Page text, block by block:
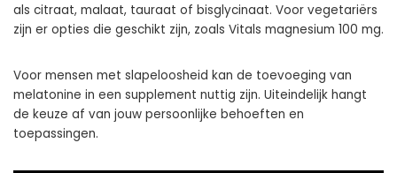
als citraat, malaat, tauraat of bisglycinaat. Voor vegetariërs
zijn er opties die geschikt zijn, zoals Vitals magnesium 100 mg.
Voor mensen met slapeloosheid kan de toevoeging van
melatonine in een supplement nuttig zijn. Uiteindelijk hangt
de keuze af van jouw persoonlijke behoeften en
toepassingen.